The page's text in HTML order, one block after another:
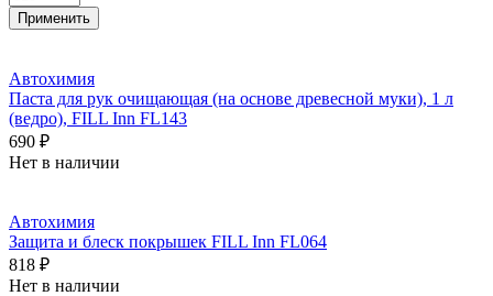
Автохимия
Паста для рук очищающая (на основе древесной муки), 1 л
(ведро), FILL Inn FL143
690 ₽
Нет в наличии
Автохимия
Защита и блеск покрышек FILL Inn FL064
818 ₽
Нет в наличии